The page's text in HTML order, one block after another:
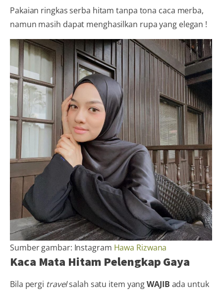
Pakaian ringkas serba hitam tanpa tona caca merba,
namun masih dapat menghasilkan rupa yang elegan !
Sumber gambar: Instagram Hawa Rizwana
Kaca Mata Hitam Pelengkap Gaya
Bila pergi travelsalah satu item yangWAJIB ada untuk